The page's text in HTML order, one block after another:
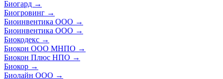
Биогард →
Биогровинг →
Биоинвентика ООО →
Биоинвентика ООО →
Биокодекс →
Биокон ООО МНПО →
Биокон Плюс НПО →
Биокор →
Биолайн ООО →